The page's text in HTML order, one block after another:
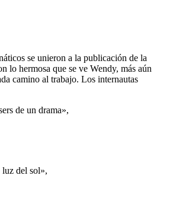
se unieron a la publicación de la
lo hermosa que se ve Wendy, más aún
camino al trabajo. Los internautas
de un drama»,
luz del sol»,